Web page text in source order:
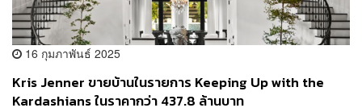
16 กุมภาพันธ์ 2025
Kris Jenner ขายบ้านในรายการ Keeping Up with the
Kardashians ในราคากว่า 437.8 ล้านบาท